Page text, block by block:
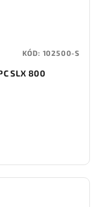
SLX 800
KÓD: 102500-S